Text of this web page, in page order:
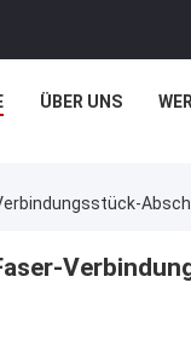
ÜBER UNS